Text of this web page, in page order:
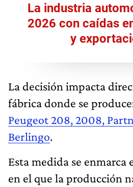
La industria
2026 con caídas
y
La decisión impacta
fábrica donde se
Peugeot 208, 2008,
Berlingo.
Esta medida se enmarca
en el que la producción